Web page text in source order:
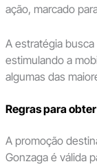
ação, marcado
A estratégia
estimulando a
algumas das
Regras para
A promoção
Gonzaga é válida